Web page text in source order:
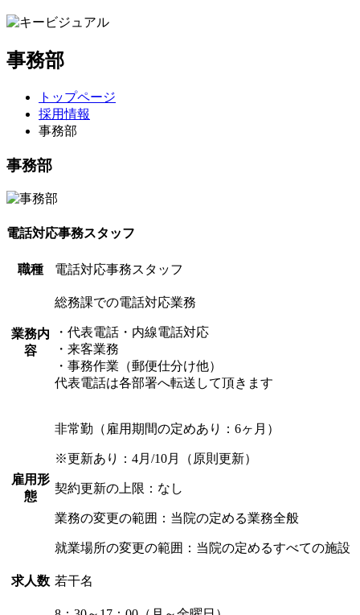
事務部
トップページ
採用情報
事務部
事務部
電話対応事務スタッフ
職種 電話対応事務スタッフ
業務内
容
総務課での電話対応業務
・代表電話・内線電話対応
・来客業務
・事務作業（郵便仕分け他）
代表電話は各部署へ転送して頂きます
雇用形
態
非常勤（雇用期間の定めあり ：6ヶ月 ）
※更新あり：4月/10月（原則更新）
契約更新の上限：なし
業務の変更の範囲：当院の定める業務全般
就業場所の変更の範囲：当院の定めるすべての施設
求人数 若干名